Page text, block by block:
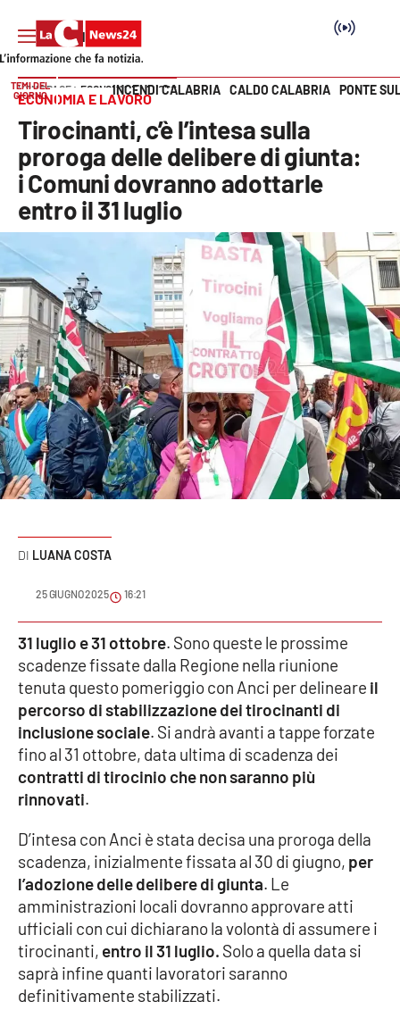
Cronaca
Politica
Attualità
Economia e lavoro
Italia Mondo
Sanità
Sport
Cultura
Podcast
Meteo
Editoriali
VIDEO
Ambiente
Cronaca
Cultura
Economia e Lavoro
Politica
Sanità
Vai
TEMI DEL
GIORNO
INCENDI CALABRIA CALDO CALABRIA PONTE
HOME PAGE ECONOMIA E LAVORO
ECONOMIA E LAVORO
Tirocinanti, c’è l’intesa sulla
proroga delle delibere di giunta:
i Comuni dovranno adottarle
entro il 31 luglio
LUANA COSTA
25 GIUGNO 2025 16:21
31 luglio e 31 ottobre. Sono queste le prossime
scadenze fissate dalla Regione nella riunione
tenuta questo pomeriggio con Anci per delineare il
percorso di stabilizzazione dei tirocinanti di
inclusione sociale. Si andrà avanti a tappe forzate
fino al 31 ottobre, data ultima di scadenza dei
contratti di tirocinio che non saranno più
rinnovati.
D’intesa con Anci è stata decisa una proroga della
scadenza, inizialmente fissata al 30 di giugno, per
l’adozione delle delibere di giunta. Le
amministrazioni locali dovranno approvare atti
ufficiali con cui dichiarano la volontà di assumere i
tirocinanti, entro il 31 luglio. Solo a quella data si
saprà infine quanti lavoratori saranno
definitivamente stabilizzati.